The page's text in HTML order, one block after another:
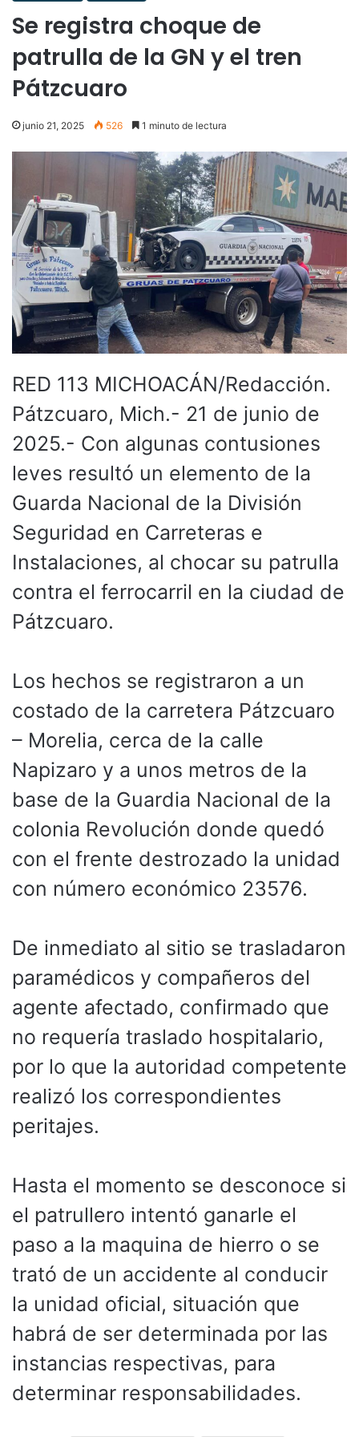
Se registra choque de
patrulla de la GN y el tren
Pátzcuaro
junio 21, 2025 526 1 minuto de lectura
RED 113 MICHOACÁN/Redacción.
Pátzcuaro, Mich.- 21 de junio de
2025.- Con algunas contusiones
leves resultó un elemento de la
Guarda Nacional de la División
Seguridad en Carreteras e
Instalaciones, al chocar su patrulla
contra el ferrocarril en la ciudad de
Pátzcuaro.
Los hechos se registraron a un
costado de la carretera Pátzcuaro
– Morelia, cerca de la calle
Napizaro y a unos metros de la
base de la Guardia Nacional de la
colonia Revolución donde quedó
con el frente destrozado la unidad
con número económico 23576.
De inmediato al sitio se trasladaron
paramédicos y compañeros del
agente afectado, confirmado que
no requería traslado hospitalario,
por lo que la autoridad competente
realizó los correspondientes
peritajes.
Hasta el momento se desconoce si
el patrullero intentó ganarle el
paso a la maquina de hierro o se
trató de un accidente al conducir
la unidad oficial, situación que
habrá de ser determinada por las
instancias respectivas, para
determinar responsabilidades.